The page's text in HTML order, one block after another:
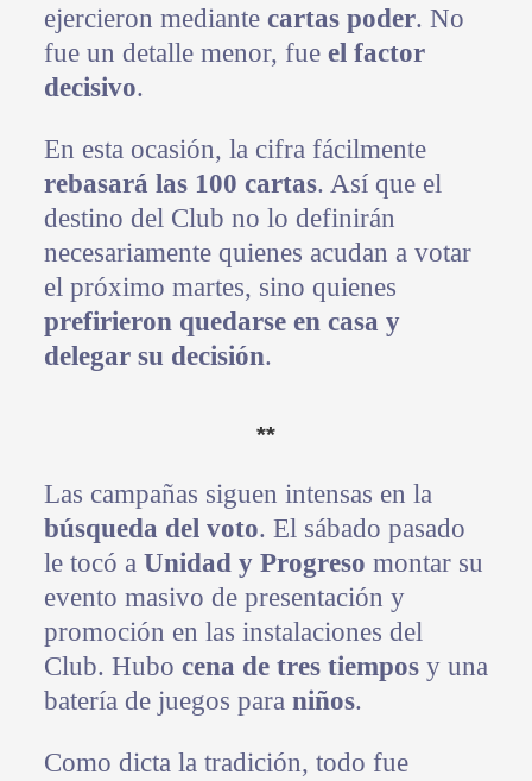
ejercieron mediante cartas poder. No
fue un detalle menor, fue el factor
decisivo.
En esta ocasión, la cifra fácilmente
rebasará las 100 cartas. Así que el
destino del Club no lo definirán
necesariamente quienes acudan a votar
el próximo martes, sino quienes
prefirieron quedarse en casa y
delegar su decisión.
**
Las campañas siguen intensas en la
búsqueda del voto. El sábado pasado
le tocó a Unidad y Progreso montar su
evento masivo de presentación y
promoción en las instalaciones del
Club. Hubo cena de tres tiemposy una
batería de juegos para niños.
Como dicta la tradición, todo fue